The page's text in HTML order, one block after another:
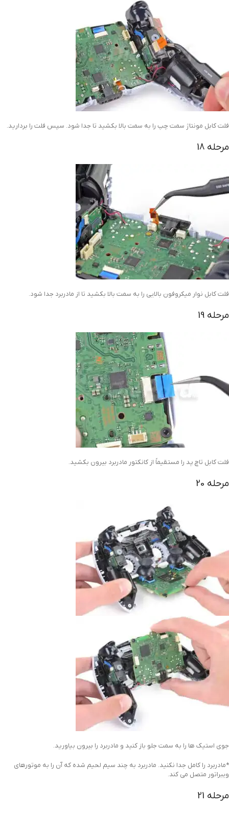
فلت کابل مونتاژ سمت چپ را به سمت بالا بکشید تا جدا شود. سپس فلت را بردارید.
مرحله 18
فلت کابل نوار میکروفون بالایی را به سمت بالا بکشید تا از مادربرد جدا شود.
مرحله 19
فلت کابل تاچ پد را مستقیماً از کانکتور مادربرد بیرون بکشید.
مرحله 20
جوی استیک ها را به سمت جلو باز کنید و مادربرد را بیرون بیاورید.
*مادربرد را کامل جدا نکنید. مادربرد به چند سیم لحیم شده که آن را به موتورهای
ویبراتور متصل می کند.
مرحله 21